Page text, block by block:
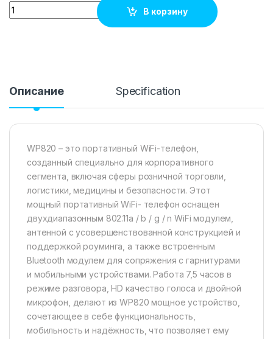
Quantity
В корзину
Описание Specification
WP820 – это портативный WiFi-телефон,
созданный специально для корпоративного
сегмента, включая сферы розничной торговли,
логистики, медицины и безопасности. Этот
мощный портативный WiFi- телефон оснащен
двухдиапазонным 802.11a / b / g / n WiFi модулем,
антенной с усовершенствованной конструкцией и
поддержкой роуминга, а также встроенным
Bluetooth модулем для сопряжения с гарнитурами
и мобильными устройствами. Работа 7,5 часов в
режиме разговора, HD качество голоса и двойной
микрофон, делают из WP820 мощное устройство,
сочетающее в себе функциональность,
мобильность и надёжность, что позволяет ему